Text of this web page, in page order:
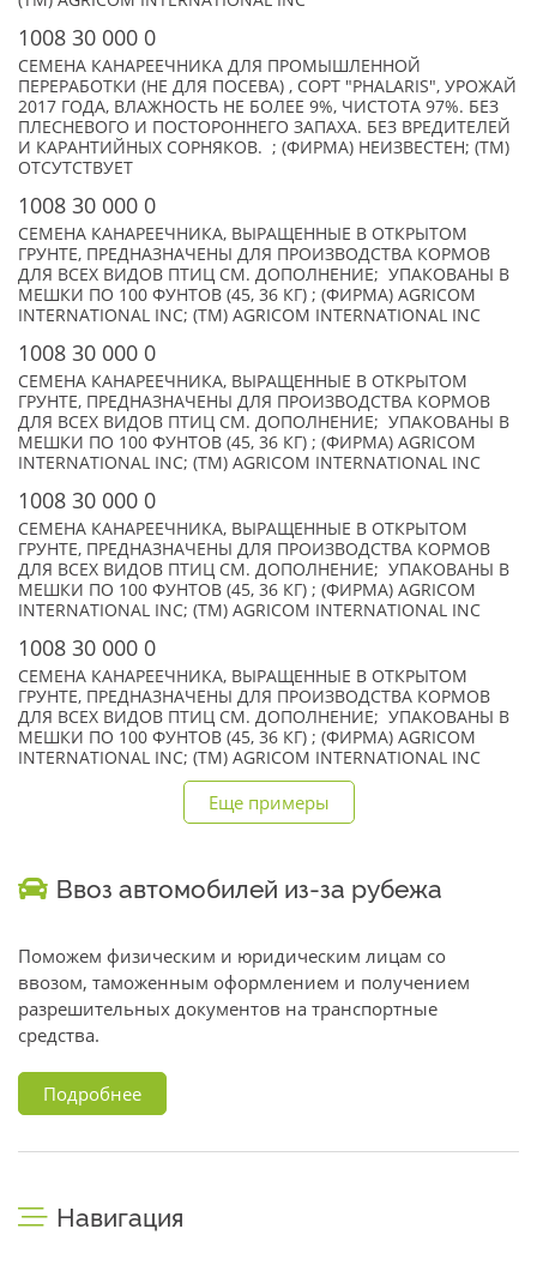
1008 30 000 0
СЕМЕНА КАНАРЕЕЧНИКА ДЛЯ ПРОМЫШЛЕННОЙ
ПЕРЕРАБОТКИ (НЕ ДЛЯ ПОСЕВА) , СОРТ "PHALARIS", УРОЖАЙ
2017 ГОДА, ВЛАЖНОСТЬ НЕ БОЛЕЕ 9%, ЧИСТОТА 97%. БЕЗ
ПЛЕСНЕВОГО И ПОСТОРОННЕГО ЗАПАХА. БЕЗ ВРЕДИТЕЛЕЙ
И КАРАНТИЙНЫХ СОРНЯКОВ. ; (ФИРМА) НЕИЗВЕСТЕН; (TM)
ОТСУТСТВУЕТ
1008 30 000 0
СЕМЕНА КАНАРЕЕЧНИКА, ВЫРАЩЕННЫЕ В ОТКРЫТОМ
ГРУНТЕ, ПРЕДНАЗНАЧЕНЫ ДЛЯ ПРОИЗВОДСТВА КОРМОВ
ДЛЯ ВСЕХ ВИДОВ ПТИЦ СМ. ДОПОЛНЕНИЕ; УПАКОВАНЫ В
МЕШКИ ПО 100 ФУНТОВ (45, 36 КГ) ; (ФИРМА) AGRICOM
INTERNATIONAL INC; (TM) AGRICOM INTERNATIONAL INC
1008 30 000 0
СЕМЕНА КАНАРЕЕЧНИКА, ВЫРАЩЕННЫЕ В ОТКРЫТОМ
ГРУНТЕ, ПРЕДНАЗНАЧЕНЫ ДЛЯ ПРОИЗВОДСТВА КОРМОВ
ДЛЯ ВСЕХ ВИДОВ ПТИЦ СМ. ДОПОЛНЕНИЕ; УПАКОВАНЫ В
МЕШКИ ПО 100 ФУНТОВ (45, 36 КГ) ; (ФИРМА) AGRICOM
INTERNATIONAL INC; (TM) AGRICOM INTERNATIONAL INC
1008 30 000 0
СЕМЕНА КАНАРЕЕЧНИКА, ВЫРАЩЕННЫЕ В ОТКРЫТОМ
ГРУНТЕ, ПРЕДНАЗНАЧЕНЫ ДЛЯ ПРОИЗВОДСТВА КОРМОВ
ДЛЯ ВСЕХ ВИДОВ ПТИЦ СМ. ДОПОЛНЕНИЕ; УПАКОВАНЫ В
МЕШКИ ПО 100 ФУНТОВ (45, 36 КГ) ; (ФИРМА) AGRICOM
INTERNATIONAL INC; (TM) AGRICOM INTERNATIONAL INC
1008 30 000 0
СЕМЕНА КАНАРЕЕЧНИКА, ВЫРАЩЕННЫЕ В ОТКРЫТОМ
ГРУНТЕ, ПРЕДНАЗНАЧЕНЫ ДЛЯ ПРОИЗВОДСТВА КОРМОВ
ДЛЯ ВСЕХ ВИДОВ ПТИЦ СМ. ДОПОЛНЕНИЕ; УПАКОВАНЫ В
МЕШКИ ПО 100 ФУНТОВ (45, 36 КГ) ; (ФИРМА) AGRICOM
INTERNATIONAL INC; (TM) AGRICOM INTERNATIONAL INC
Еще примеры
Ввоз автомобилей из-за рубежа
Поможем физическим и юридическим лицам со
ввозом, таможенным оформлением и получением
разрешительных документов на транспортные
средства.
Подробнее
Навигация